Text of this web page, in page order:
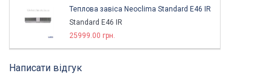
Теплова завіса Neoclima Standard E46 IR
Standard E46 IR
25999.00 грн.
Написати відгук